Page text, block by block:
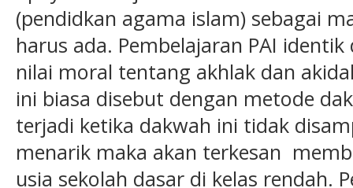
(pendidkan agama islam) sebagai
harus ada. Pembelajaran PAI
nilai moral tentang akhlak dan
ini biasa disebut dengan metode
terjadi ketika dakwah ini tidak
menarik maka akan terkesan
usia sekolah dasar di kelas rendah.